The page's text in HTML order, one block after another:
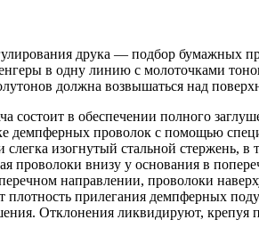
друка — подбор бумажных
в одну ли­нию с молоточками
должна возвышаться над
состоит в обеспечении полного
демпферных проволок с помощью
слегка изогнутый стальной стержень,
проволоки внизу у основания в
направлении, проволоки
прилегания демпферных
Отклонения ликвидируют,